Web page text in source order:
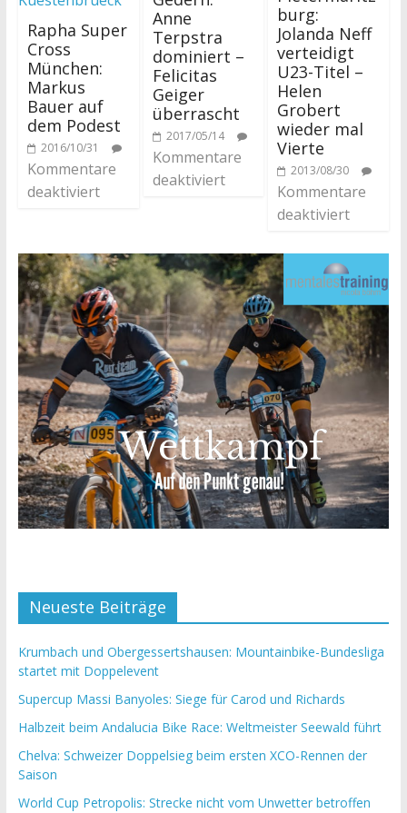
Rapha Super
Cross
München:
Markus
Bauer auf
dem Podest
2016/10/31
Kommentare
deaktiviert
Anne
Terpstra
dominiert –
Felicitas
Geiger
überrascht
2017/05/14
Kommentare
deaktiviert
burg:
Jolanda Neff
verteidigt
U23-Titel –
Helen
Grobert
wieder mal
Vierte
2013/08/30
Kommentare
deaktiviert
Neueste Beiträge
Krumbach und Obergessertshausen: Mountainbike-Bundesliga
startet mit Doppelevent
Supercup Massi Banyoles: Siege für Carod und Richards
Halbzeit beim Andalucia Bike Race: Weltmeister Seewald führt
Chelva: Schweizer Doppelsieg beim ersten XCO-Rennen der
Saison
World Cup Petropolis: Strecke nicht vom Unwetter betroffen